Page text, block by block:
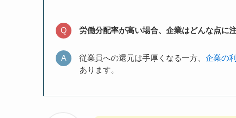
労働分配率が高い場合、企業はどんな点に
従業員への還元は手厚くなる一方、 企業の
あります。